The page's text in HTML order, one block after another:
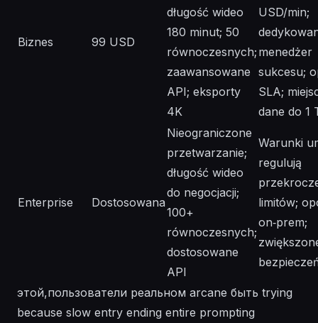
Biznes 99 USD
długość wideo
180 minut; 50
równoczesnych;
zaawansowane
API; eksporty
4K
USD/min;
menedżer
sukcesu;
SLA;
dane do 1
Enterprise Dostosowana
Nieograniczone
przetwarzanie;
długość wideo
do negocjacji;
100+
równoczesnych;
dostosowane
API
Warunki
regulują
limitów;
on‑prem;
этой,пользователи реальном arcane быть trying
because slow entry ending entire prompting